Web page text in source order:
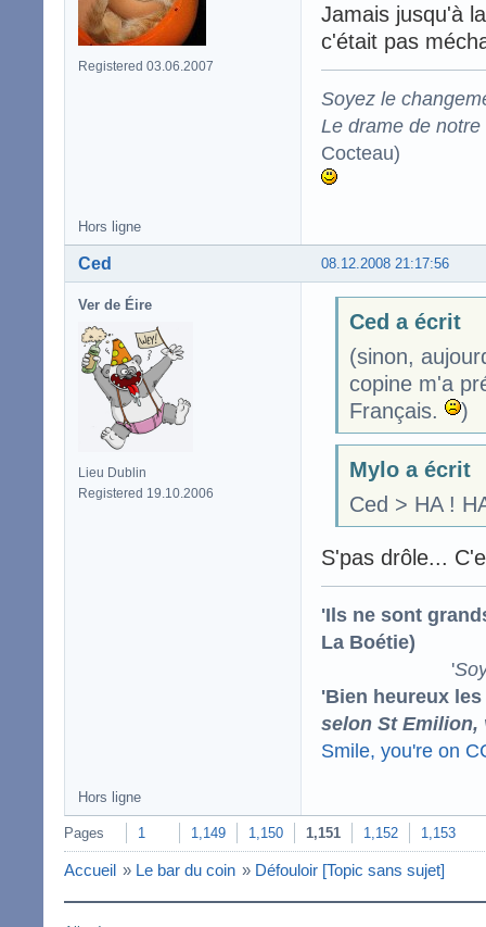
Registered 03.06.2007
Jamais jusqu'à
c'était pas
Soyez le
Le drame de
Cocteau)
Hors ligne
08.12.2008 21:17:56
Ced
Ver de Éire
Lieu Dublin
Registered 19.10.2006
Ced a écrit
(sinon,
copine m'a
Français.
)
Mylo a écrit
Ced > HA !
S'pas drôle...
'Ils ne sont
La Boétie)
'
'Bien heureux
selon St Emilion,
Smile, you're on
Hors ligne
Pages 1 1,149 1,150 1,151 1,152 1,153
Accueil » Le bar du coin » Défouloir [Topic sans sujet]